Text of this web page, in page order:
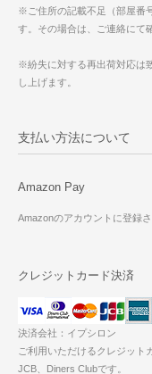
※ご住所の記載不足（部屋番
す。その場合は、ご連絡にて
※紛失に対する再出荷対応は
し上げます。
支払い方法について
Amazon Pay
Amazonのアカウントに登録
クレジットカード決済
決済会社：イプシロン
ご利用いただけるクレジット
JCB、Diners Clubです。